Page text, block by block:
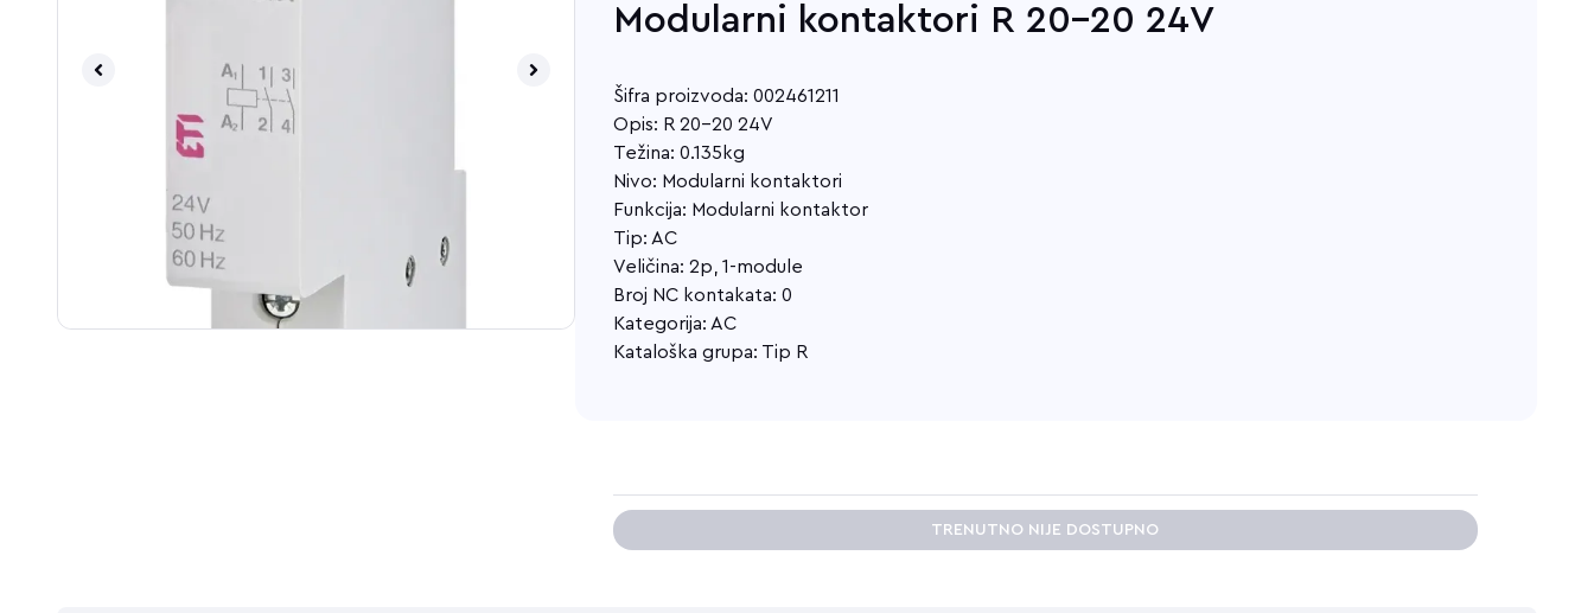
Modularni kontaktori R 20-20 24V
Šifra proizvoda: 002461211
Opis: R 20-20 24V
Težina: 0.135kg
Nivo: Modularni kontaktori
Funkcija: Modularni kontaktor
Tip: AC
Veličina: 2p, 1-module
Broj NC kontakata: 0
Kategorija: AC
Kataloška grupa: Tip R
TRENUTNO NIJE DOSTUPNO